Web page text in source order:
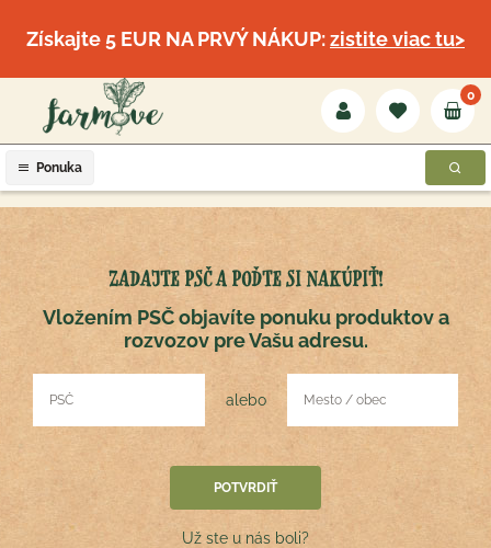
Získajte 5 EUR NA PRVÝ NÁKUP:zistite viac tu>
Ponuka
0
ZADAJTE PSČ A POĎTE SI NAKÚPIŤ!
Vložením PSČ objavíte ponuku produktov a
rozvozov pre Vašu adresu.
alebo
Už ste u nás boli?